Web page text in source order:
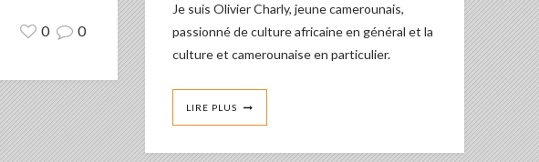
0 0
Je suis Olivier Charly, jeune camerounais,
passionné de culture africaine en général et la
culture et camerounaise en particulier.
LIRE PLUS